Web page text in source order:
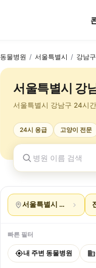
동물병원 / 서울특별시 / 강남구
서울특별시 강
서울특별시 강남구 24시
24시 응급 고양이 전문
서울특별시 강남구
빠른 필터
내 주변 동물병원